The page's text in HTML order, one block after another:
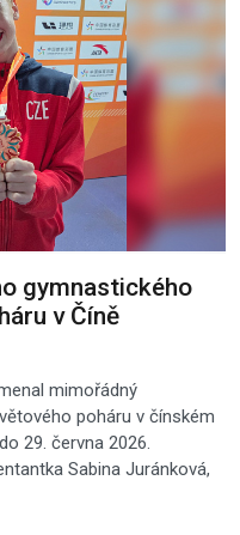
gymnastického
v Číně
mimořádný
poháru v čínském
29. června 2026.
Sabina Juránková,